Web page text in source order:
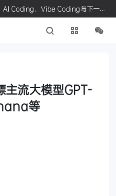
AI Coding、Vibe Coding与下一代
主流大模型GPT-
等